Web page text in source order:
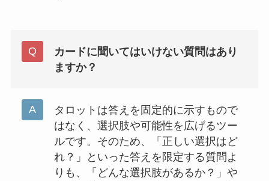
カードに聞いてはいけない質問はあり
ますか？
タロットは答えを固定的に示すもので
はなく、選択肢や可能性を広げるツー
ルです。そのため、「正しい選択はど
れ？」といった答えを限定する質問よ
りも、「どんな選択肢があるか？」や